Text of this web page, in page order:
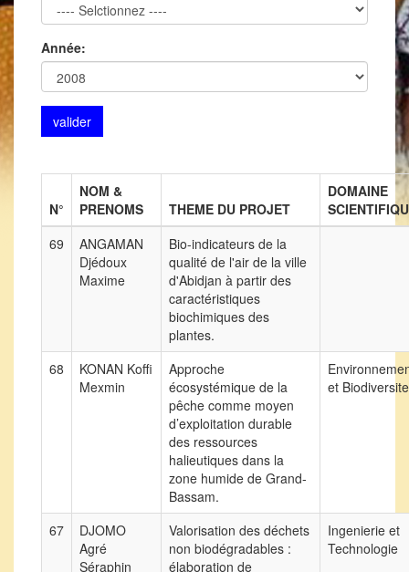
Année:
N°
NOM &
PRENOMS
THEME DU PROJET
DOMAINE
69
ANGAMAN
Djédoux
Maxime
Bio-indicateurs de la
qualité de l'air de la ville
d'Abidjan à partir des
caractéristiques
biochimiques des
plantes.
68
KONAN Koffi
Mexmin
Approche
écosystémique de la
pêche comme moyen
d’exploitation durable
des ressources
halieutiques dans la
zone humide de Grand-
Bassam.
et Biodiversite
67
DJOMO
Agré
Séraphin
Valorisation des déchets
non biodégradables :
élaboration de
Ingenierie et
Technologie